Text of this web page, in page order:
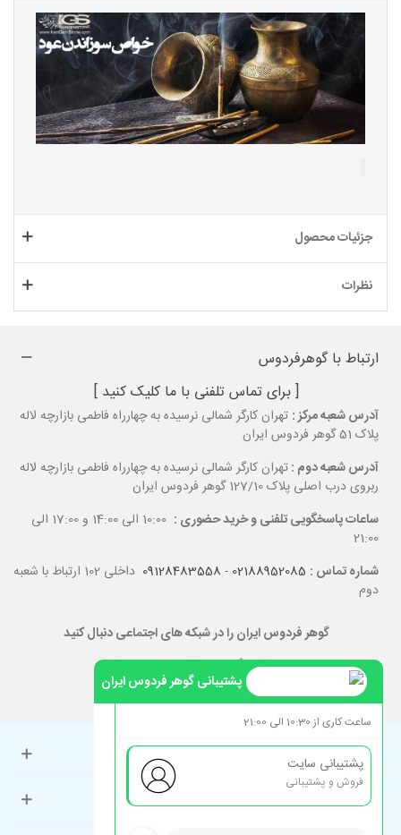
جزئیات محصول
نظرات
ارتباط با گوهرفردوس
[ برای تماس تلفنی با ما کلیک کنید ]
آدرس شعبه مرکز : تهران کارگر شمالی نرسیده به چهارراه فاطمی بازارچه لاله
پلاک 51 گوهر فردوس ایران
آدرس شعبه دوم :تهران کارگر شمالی نرسیده به چهارراه فاطمی بازارچه لاله
ربروی درب اصلی پلاک 127/10 گوهر فردوس ایران
ساعات پاسخگویی تلفنی و خرید حضوری :
10:00 الی 14:00 و 17:00 الی
21:00
شماره تماس : 02188952085
-
09128483558
داخلی 102 ارتباط با شعبه
دوم
گوهر فردوس ایران را در شبکه های اجتماعی دنبال کنید
حساب کاربری
راهنمای مشتریان
پشتیبانی گوهر فردوس ایران
ساعت کاری از 10:30 الی 21:00
پشتیبانی سایت
فروش و پشتیبانی